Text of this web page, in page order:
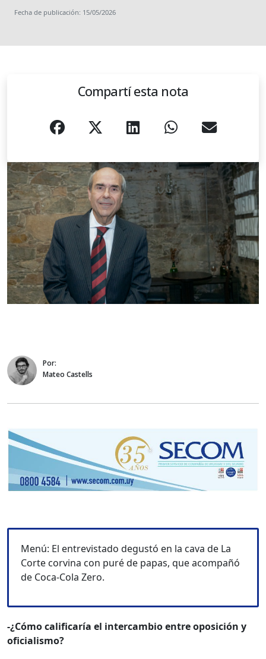
Fecha de publicación: 15/05/2026
Compartí esta nota
Por:
Mateo Castells
Menú: El entrevistado degustó en la cava de La
Corte corvina con puré de papas, que acompañó
de Coca-Cola Zero.
-¿Cómo calificaría el intercambio entre oposición y
oficialismo?